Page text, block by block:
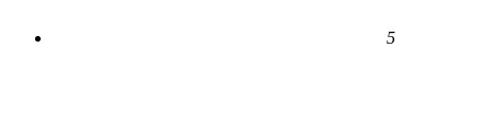
5